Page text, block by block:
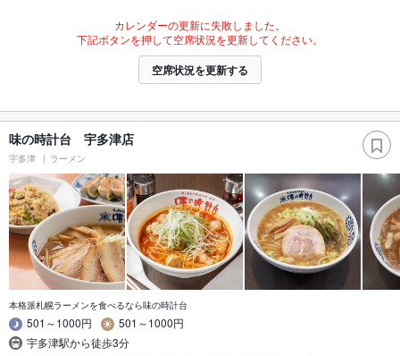
カレンダーの更新に失敗しました。
下記ボタンを押して空席状況を更新してください。
空席状況を更新する
味の時計台 宇多津店
宇多津 ラーメン
本格派札幌ラーメンを食べるなら味の時計台
501～1000円
501～1000円
宇多津駅から徒歩3分